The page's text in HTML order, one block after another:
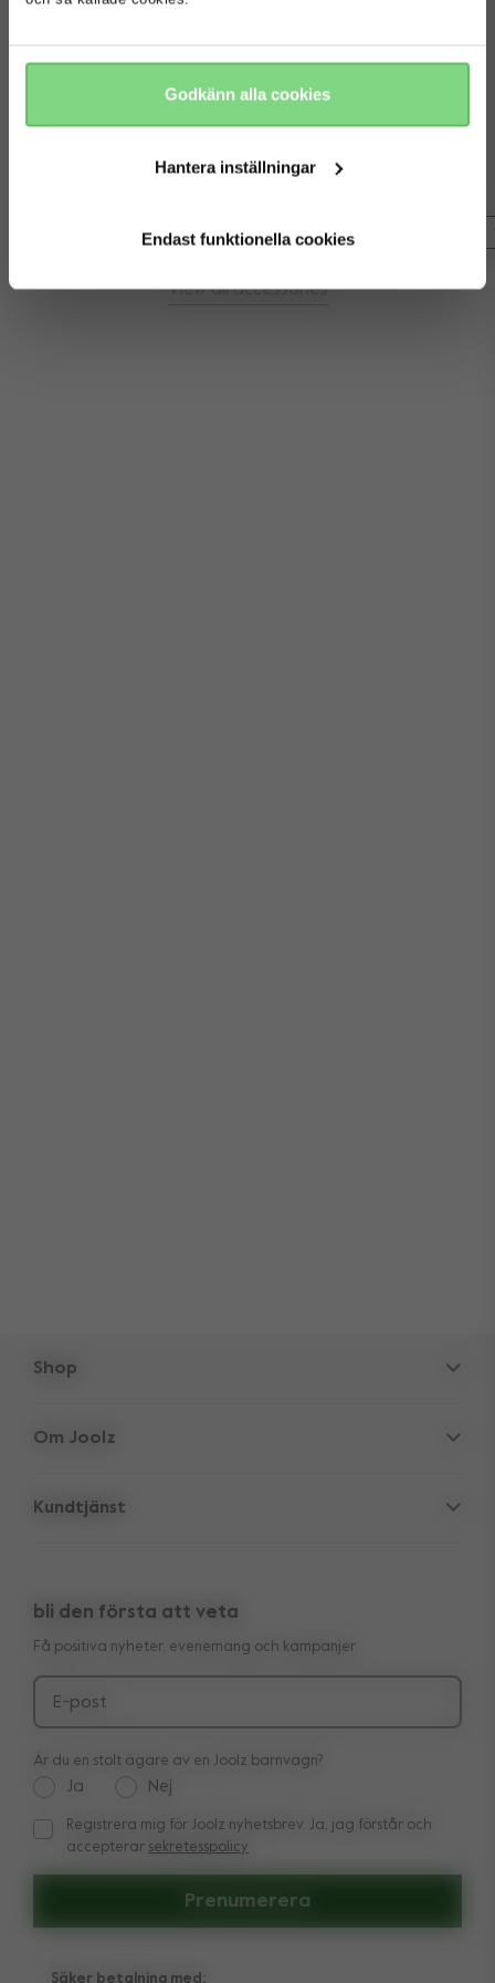
Godkänn alla cookies
Hantera inställningar
Endast funktionella cookies
View all accessories
visa detaljer
påslakan kokong
kr 239,20
visa detaljer
Shop
Tillbehör
Reservdelar
Om Joolz
Företagsinformation
Köpa looken
Press
Kundtjänst
Manual
Leverans & betalning
Ångerrätt
bli den första att veta
Få positiva nyheter, evenemang och kampanjer
E-post
Prenumerera
Är du en stolt ägare av en Joolz barnvagn?
Ja Nej
Registrera mig för Joolz nyhetsbrev. Ja, jag förstår och
Registrera mig för Joolz nyhetsbrev. Ja, jag förstår och
accepterar sekretesspolicy
Säker betalning med:
nej tack
fortsätt